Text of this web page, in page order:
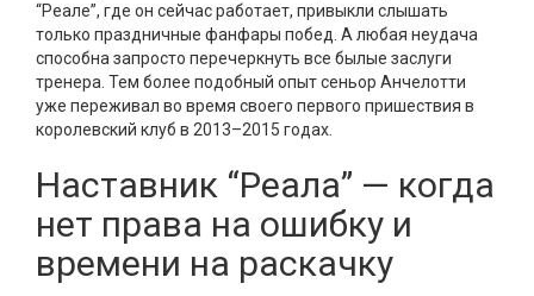
“Реале”, где он сейчас работает, привыкли слышать
только праздничные фанфары побед. А любая неудача
способна запросто перечеркнуть все былые заслуги
тренера. Тем более подобный опыт сеньор Анчелотти
уже переживал во время своего первого пришествия в
королевский клуб в 2013–2015 годах.
Наставник “Реала” — когда
нет права на ошибку и
времени на раскачку